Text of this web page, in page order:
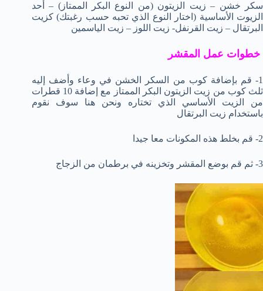
سكر خشن – زيت الزيتون (من النوع البكر الممتاز) – أحد
الزيوت الأساسية (اختار النوع الذي تحبه حسب رغبتك) كزيت
البرتقال – زيت القرنفل- زيت اللوز – زيت الياسمين
خطوات عمل المقشر
1- قم بإضافة كوب من السكر الخشن في وعاء وأضف إليه
ثلث كوب من زيت الزيتون البكر الممتاز مع إضافة 10 قطرات
من الزيت الأساسي الذي تختاره ونحن هنا سوف نقوم
باستخدام زيت البرتقال
2- قم بخلط هذه المكونات معا جيدا
3- ثم قم بوضع المقشر وتخزينه في برطمان من الزجاج